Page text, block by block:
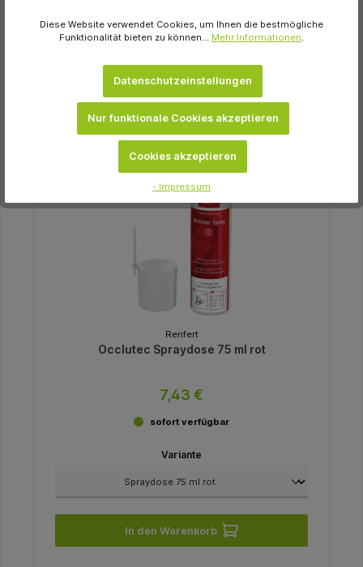
-32.5 %
Renfert
Occlutec Spraydose 75 ml rot
7,43 €
sofort verfügbar
Variante
In den Warenkorb
Diese Website verwendet Cookies, um Ihnen die bestmögliche
Funktionalität bieten zu können... Mehr Informationen.
Datenschutzeinstellungen
Nur funktionale Cookies akzeptieren
Cookies akzeptieren
- Impressum